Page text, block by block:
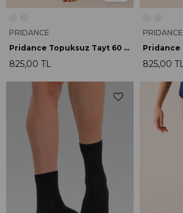
PRIDANCE
Pridance Topuksuz Tayt 60 Denye Ten Rengi 8122
825,00 TL
PRIDANCE
825,00 TL